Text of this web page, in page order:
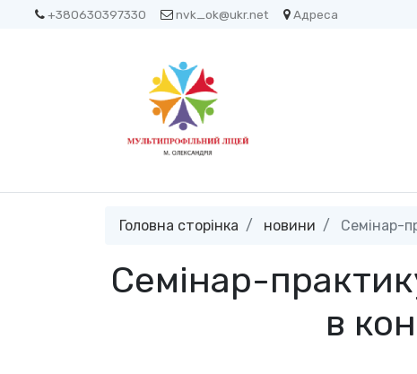
+380630397330 nvk_ok@ukr.net Адреса
Головна сторінка новини Семінар-
Семінар-
в